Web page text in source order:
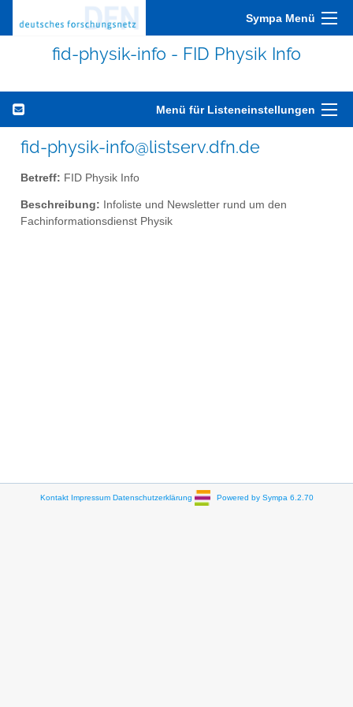
Sympa Menü
fid-physik-info - FID Physik Info
Menü für Listeneinstellungen
fid-physik-info@listserv.dfn.de
Betreff: FID Physik Info
Beschreibung: Infoliste und Newsletter rund um den
Fachinformationsdienst Physik
Kontakt Impressum Datenschutzerklärung Powered by Sympa 6.2.70